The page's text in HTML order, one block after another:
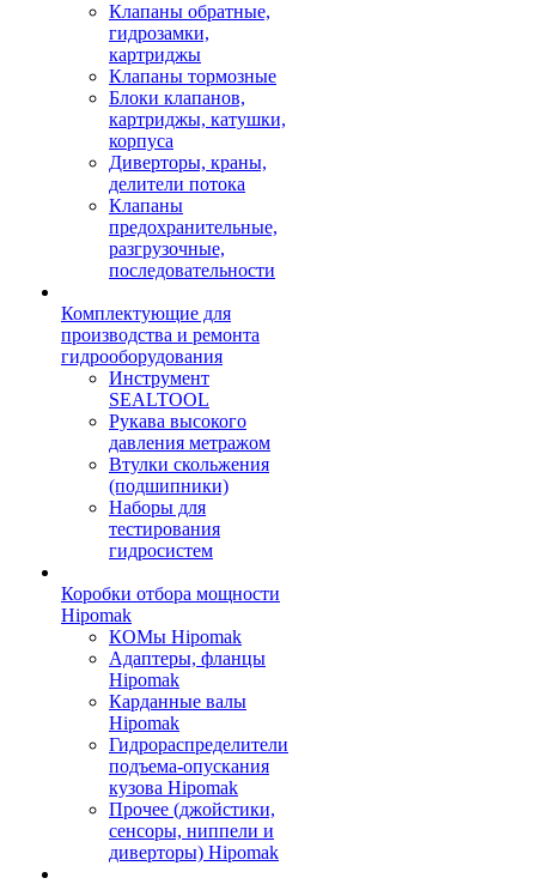
Клапаны обратные,
гидрозамки,
картриджы
Клапаны тормозные
Блоки клапанов,
картриджы, катушки,
корпуса
Диверторы, краны,
делители потока
Клапаны
предохранительные,
разгрузочные,
последовательности
Комплектующие для
производства и ремонта
гидрооборудования
Инструмент
SEALTOOL
Рукава высокого
давления метражом
Втулки скольжения
(подшипники)
Наборы для
тестирования
гидросистем
Коробки отбора мощности
Hipomak
КОМы Hipomak
Адаптеры, фланцы
Hipomak
Карданные валы
Hipomak
Гидрораспределители
подъема-опускания
кузова Hipomak
Прочее (джойстики,
сенсоры, ниппели и
диверторы) Hipomak